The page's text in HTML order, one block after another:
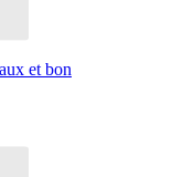
et bon